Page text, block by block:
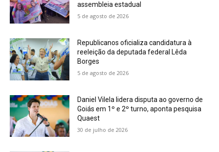
assembleia estadual
5 de agosto de 2026
Republicanos oficializa candidatura à
reeleição da deputada federal Lêda
Borges
5 de agosto de 2026
Daniel Vilela lidera disputa ao governo de
Goiás em 1º e 2º turno, aponta pesquisa
Quaest
30 de julho de 2026